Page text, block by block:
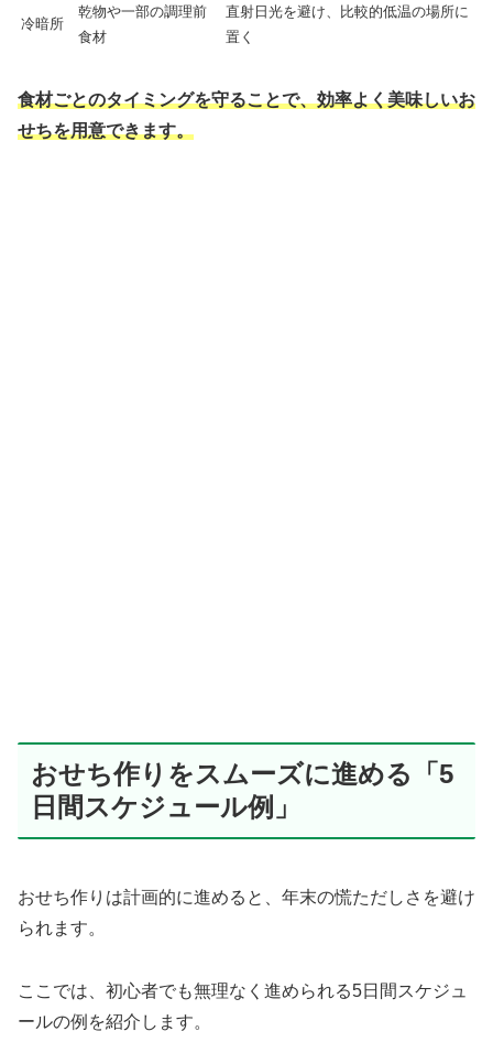
冷暗所
乾物や一部の調理前
食材
直射日光を避け、比較的低温の場所に
置く
食材ごとのタイミングを守ることで、効率よく美味しいお
せちを用意できます。
おせち作りをスムーズに進める「5
日間スケジュール例」
おせち作りは計画的に進めると、年末の慌ただしさを避け
られます。
ここでは、初心者でも無理なく進められる5日間スケジュ
ールの例を紹介します。